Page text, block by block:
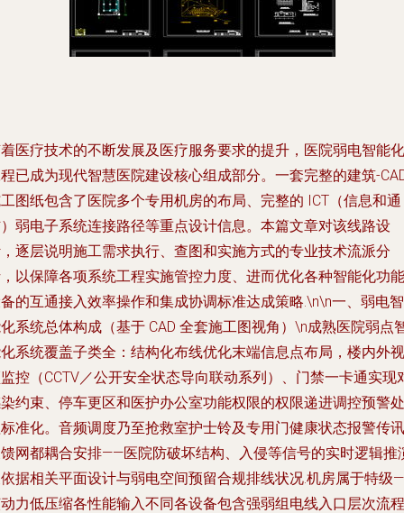
医疗技术的不断发展及医疗服务要求的提升，医院弱电智能化
已成为现代智慧医院建设核心组成部分。一套完整的建筑-
图纸包含了医院多个专用机房的布局、完整的 ICT（信息和通
弱电子系统连接路径等重点设计信息。本篇文章对该线路设
逐层说明施工需求执行、查图和实施方式的专业技术流派分
以保障各项系统工程实施管控力度、进而优化各种智能化功能
的互通接入效率操作和集成协调标准达成策略.\n\n一、弱电智
系统总体构成（基于 CAD 全套施工图视角）\n成熟医院弱点
系统覆盖子类全：结构化布线优化末端信息点布局，楼内外视
控（CCTV／公开安全状态导向联动系列）、门禁一卡通实现
约束、停车更区和医护办公室功能权限的权限递进调控预警处
准化。音频调度乃至抢救室护士铃及专用门健康状态报警传讯
网都耦合安排——医院防破坏结构、入侵等信号的实时逻辑推
据相关平面设计与弱电空间预留合规排线状况.机房属于特级
力低压缩各性能输入不同各设备包含强弱组电线入口层次流程